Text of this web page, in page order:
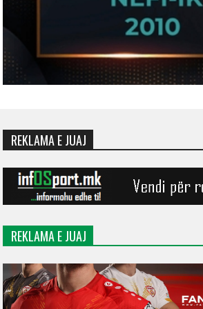
REKLAMA E JUAJ
REKLAMA E JUAJ